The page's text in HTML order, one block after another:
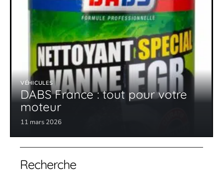
VÉHICULES
DABS France : tout pour votre
moteur
11 mars 2026
Recherche